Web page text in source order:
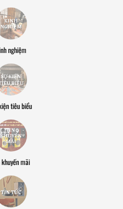
nghiệm
tiêu biểu
mãi